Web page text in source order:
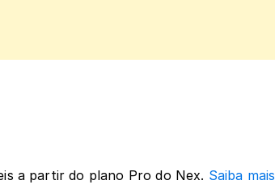
a partir do plano Pro do Nex. Saiba mais